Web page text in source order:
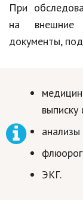
При
на внешние
документы,
выписку
ЭКГ.